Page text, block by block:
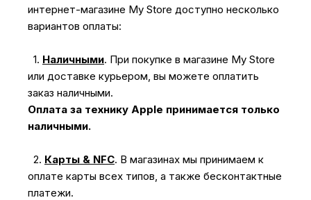
интернет-магазине My Store доступно несколько
вариантов оплаты:
1. Наличными. При покупке в магазине My Store
или доставке курьером, вы можете оплатить
заказ наличными.
Оплата за технику Apple принимается только
наличными.
2. Карты & NFC. В магазинах мы принимаем к
оплате карты всех типов, а также бесконтактные
платежи.